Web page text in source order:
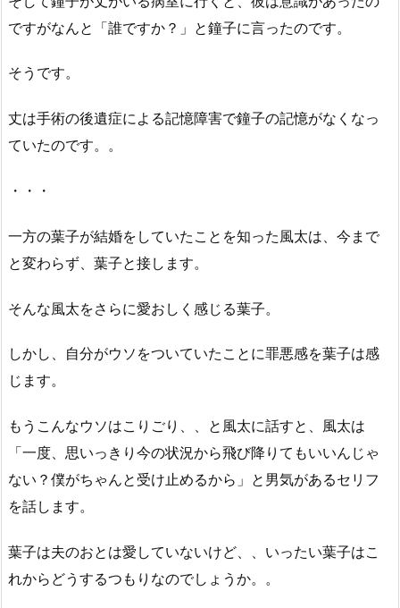
ですがなんと「誰ですか？」と鐘子に言ったのです。
そうです。
丈は手術の後遺症による記憶障害で鐘子の記憶がなくなっ
ていたのです。。
・・・
一方の葉子が結婚をしていたことを知った風太は、今まで
と変わらず、葉子と接します。
そんな風太をさらに愛おしく感じる葉子。
しかし、自分がウソをついていたことに罪悪感を葉子は感
じます。
もうこんなウソはこりごり、、と風太に話すと、風太は
「一度、思いっきり今の状況から飛び降りてもいいんじゃ
ない？僕がちゃんと受け止めるから」と男気があるセリフ
を話します。
葉子は夫のおとは愛していないけど、、いったい葉子はこ
れからどうするつもりなのでしょうか。。